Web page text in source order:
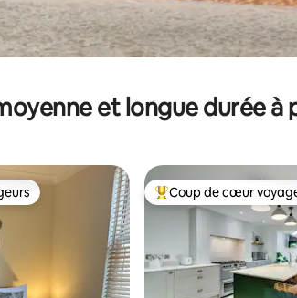
et longue durée à
Coups de cœur
Coup de cœur